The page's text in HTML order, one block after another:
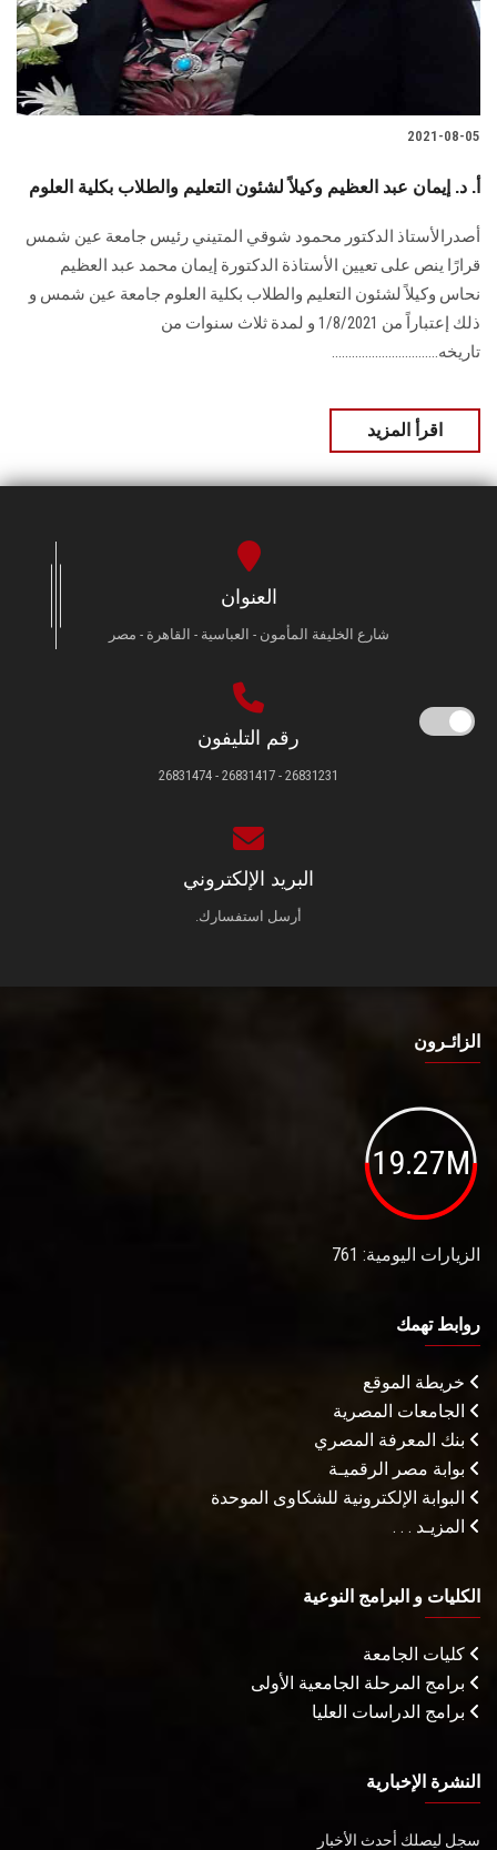
2021-08-05
أ. د. إيمان عبد العظيم وكيلاً لشئون التعليم والطلاب بكلية العلوم
أصدرالأستاذ الدكتور محمود شوقي المتيني رئيس جامعة عين شمس
قرارًا ينص على تعيين الأستاذة الدكتورة إيمان محمد عبد العظيم
نحاس وكيلاً لشئون التعليم والطلاب بكلية العلوم جامعة عين شمس و
ذلك إعتباراً من 1/8/2021 و لمدة ثلاث سنوات من
تاريخه................................
اقرأ المزيد
العنوان
شارع الخليفة المأمون - العباسية - القاهرة - مصر
رقم التليفون
26831231 - 26831417 - 26831474
البريد الإلكتروني
أرسل استفسارك.
الزائـرون
19.27M
الزيارات اليومية: 761
روابط تهمك
خريطة الموقع
الجامعات المصرية
بنك المعرفة المصري
بوابة مصر الرقميـة
البوابة الإلكترونية للشكاوى الموحدة
المزيـد . . .
الكليات و البرامج النوعية
كليات الجامعة
برامج المرحلة الجامعية الأولى
برامج الدراسات العليا
النشرة الإخبارية
سجل ليصلك أحدث الأخبار